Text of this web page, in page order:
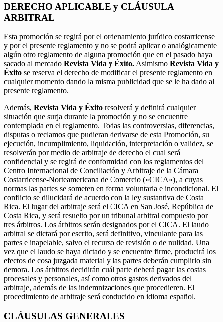
DERECHO APLICABLE y CLÁUSULA
ARBITRAL
Esta promoción se regirá por el ordenamiento jurídico costarricense
y por el presente reglamento y no se podrá aplicar o analógicamente
algún otro reglamento de alguna promoción que en el pasado haya
sacado al mercado Revista Vida y Éxito.Asimismo Revista Vida y
Éxito se reserva el derecho de modificar el presente reglamento en
cualquier momento dando la misma publicidad que se le ha dado al
presente reglamento.
Además, Revista Vida y Éxito resolverá y definirá cualquier
situación que surja durante la promoción y no se encuentre
contemplada en el reglamento. Todas las controversias, diferencias,
disputas o reclamos que pudieran derivarse de esta Promoción, su
ejecución, incumplimiento, liquidación, interpretación o validez, se
resolverán por medio de arbitraje de derecho el cual será
confidencial y se regirá de conformidad con los reglamentos del
Centro Internacional de Conciliación y Arbitraje de la Cámara
Costarricense-Norteamericana de Comercio («CICA»), a cuyas
normas las partes se someten en forma voluntaria e incondicional. El
conflicto se dilucidará de acuerdo con la ley sustantiva de Costa
Rica. El lugar del arbitraje será el CICA en San José, República de
Costa Rica, y será resuelto por un tribunal arbitral compuesto por
tres árbitros. Los árbitros serán designados por el CICA. El laudo
arbitral se dictará por escrito, será definitivo, vinculante para las
partes e inapelable, salvo el recurso de revisión o de nulidad. Una
vez que el laudo se haya dictado y se encuentre firme, producirá los
efectos de cosa juzgada material y las partes deberán cumplirlo sin
demora. Los árbitros decidirán cuál parte deberá pagar las costas
procesales y personales, así como otros gastos derivados del
arbitraje, además de las indemnizaciones que procedieren. El
procedimiento de arbitraje será conducido en idioma español.
CLÁUSULAS GENERALES